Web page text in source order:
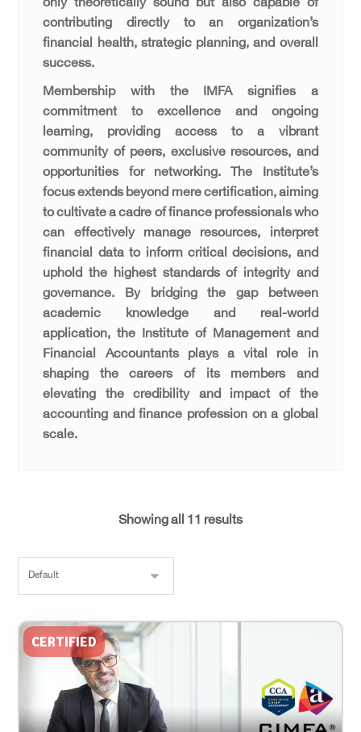
only theoretically sound but also capable of
contributing directly to an organization’s
financial health, strategic planning, and overall
success.
Membership with the IMFA signifies a
commitment to excellence and ongoing
learning, providing access to a vibrant
community of peers, exclusive resources, and
opportunities for networking. The Institute’s
focus extends beyond mere certification, aiming
to cultivate a cadre of finance professionals who
can effectively manage resources, interpret
financial data to inform critical decisions, and
uphold the highest standards of integrity and
governance. By bridging the gap between
academic knowledge and real-world
application, the Institute of Management and
Financial Accountants plays a vital role in
shaping the careers of its members and
elevating the credibility and impact of the
accounting and finance profession on a global
scale.
Showing all 11 results
CERTIFIED